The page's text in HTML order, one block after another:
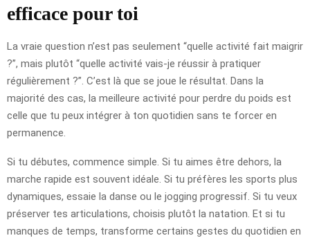
efficace pour toi
La vraie question n’est pas seulement “quelle activité fait maigrir
?”, mais plutôt “quelle activité vais-je réussir à pratiquer
régulièrement ?”. C’est là que se joue le résultat. Dans la
majorité des cas, la meilleure activité pour perdre du poids est
celle que tu peux intégrer à ton quotidien sans te forcer en
permanence.
Si tu débutes, commence simple. Si tu aimes être dehors, la
marche rapide est souvent idéale. Si tu préfères les sports plus
dynamiques, essaie la danse ou le jogging progressif. Si tu veux
préserver tes articulations, choisis plutôt la natation. Et si tu
manques de temps, transforme certains gestes du quotidien en